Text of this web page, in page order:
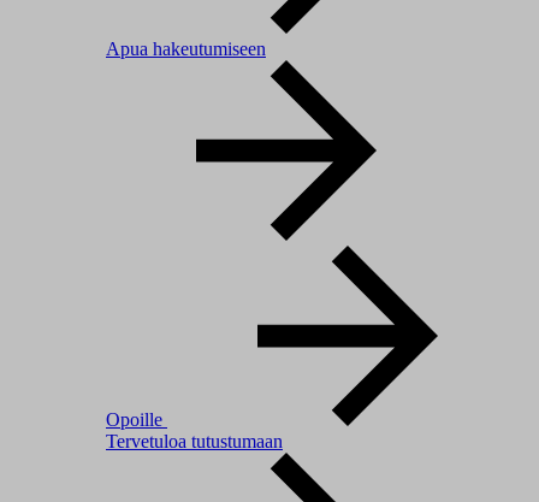
Apua hakeutumiseen
Opoille
Tervetuloa tutustumaan